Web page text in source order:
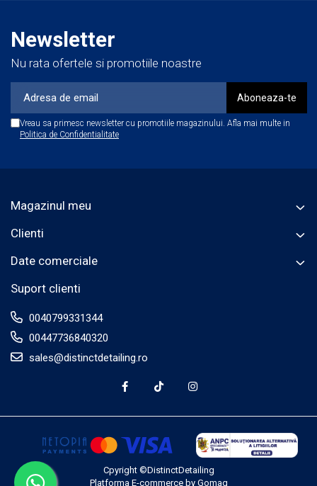
Newsletter
Nu rata ofertele si promotiile noastre
Vreau sa primesc newsletter cu promotiile magazinului. Afla mai multe in
Politica de Confidentialitate
Magazinul meu
Clienti
Date comerciale
Suport clienti
0040799331344
00447736840320
sales@distinctdetailing.ro
Cpyright ©DistinctDetailing
Platforma E-commerce by Gomag